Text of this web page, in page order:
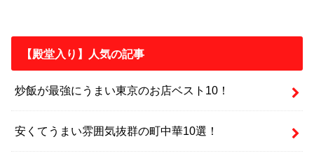
【殿堂入り】人気の記事
炒飯が最強にうまい東京のお店ベスト10！
安くてうまい雰囲気抜群の町中華10選！